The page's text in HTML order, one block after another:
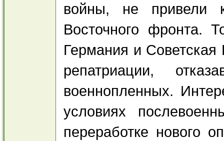
войны, не привели
Восточного фронта.
Германия и
репатриации,
военнопленных.
условиях
переработке нового